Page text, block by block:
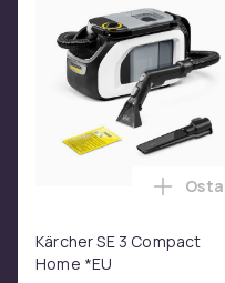
Kärcher SE 3 Compact
Home *EU
Osta